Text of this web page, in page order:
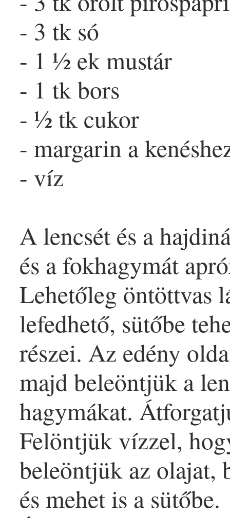
- 3 tk só
- 1 ½ ekmustár
- 1 tkbors
- ½ tk cukor
-margarin a
- víz
A lencsét és a
és a fokhagymát
Lehetőleg öntöttvas
lefedhető, sütőbe
részei. Az edény
majd beleöntjük a
hagymákat.
Felöntjük vízzel,
beleöntjük az olajat,
és mehet is a sütőbe.